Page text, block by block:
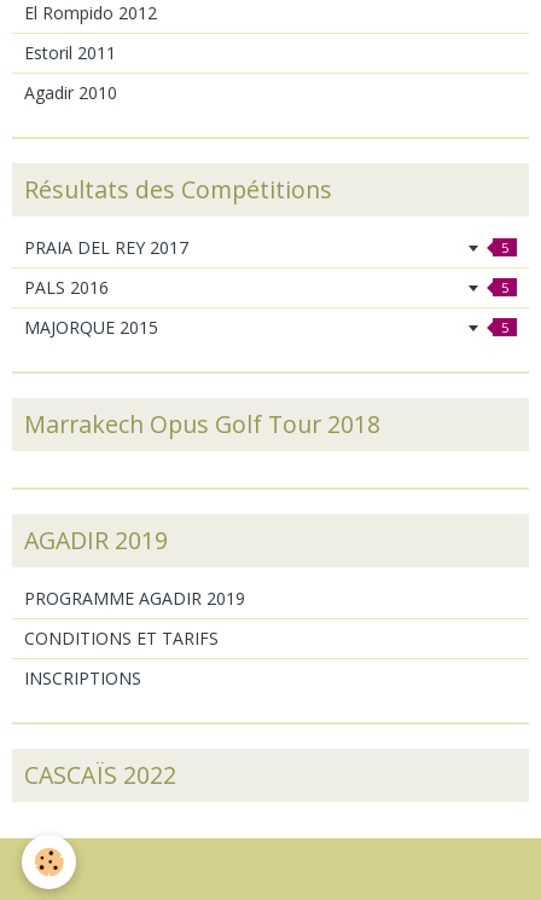
El Rompido 2012
Estoril 2011
Agadir 2010
Résultats des Compétitions
PRAIA DEL REY 2017 5
PALS 2016 5
MAJORQUE 2015 5
Marrakech Opus Golf Tour 2018
AGADIR 2019
PROGRAMME AGADIR 2019
CONDITIONS ET TARIFS
INSCRIPTIONS
CASCAÏS 2022